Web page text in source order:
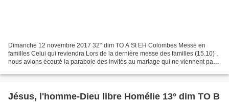
Dimanche 12 novembre 2017 32° dim TO A St EH Colombes Messe en
familles Celui qui reviendra Lors de la dernière messe des familles (15.10) ,
nous avions écouté la parabole des invités au mariage qui ne viennent pas
Jésus, l'homme-Dieu libre Homélie 13° dim TO B